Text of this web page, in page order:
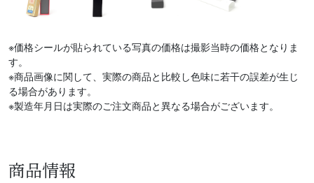
※価格シールが貼られている写真の価格は撮影当時の価格となりま
す。
※商品画像に関して、実際の商品と比較し色味に若干の誤差が生じ
る場合があります。
※製造年月日は実際のご注文商品と異なる場合がございます。
商品情報